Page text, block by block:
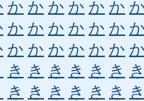
か か か か か か
か か か か か か
か か か か か か
き き き き き き
き き き き き き